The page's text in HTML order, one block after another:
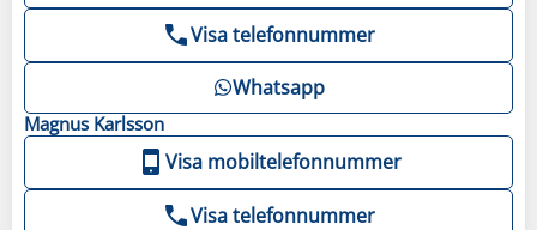
Visa telefonnummer
Whatsapp
Magnus Karlsson
Visa mobiltelefonnummer
Visa telefonnummer